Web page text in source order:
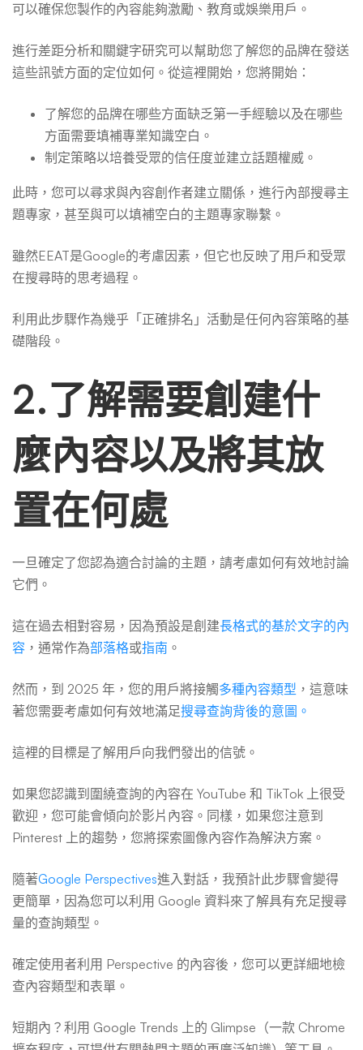
可以確保您製作的內容能夠激勵、教育或娛樂用戶。
進行差距分析和關鍵字研究可以幫助您了解您的品牌在發送
這些訊號方面的定位如何。從這裡開始，您將開始：
了解您的品牌在哪些方面缺乏第一手經驗以及在哪些
方面需要填補專業知識空白。
制定策略以培養受眾的信任度並建立話題權威。
此時，您可以尋求與內容創作者建立關係，進行內部搜尋主
題專家，甚至與可以填補空白的主題專家聯繫。
雖然EEAT是Google的考慮因素，但它也反映了用戶和受眾
在搜尋時的思考過程。
利用此步驟作為幾乎「正確排名」活動是任何內容策略的基
礎階段。
2.了解需要創建什
麼內容以及將其放
置在何處
一旦確定了您認為適合討論的主題，請考慮如何有效地討論
它們。
這在過去相對容易，因為預設是創建長格式的基於文字的內
容 ，通常作為部落格或指南 。
然而，到 2025 年，您的用戶將接觸多種內容類型 ，這意味
著您需要考慮如何有效地滿足搜尋查詢背後的意圖。
這裡的目標是了解用戶向我們發出的信號。
如果您認識到圍繞查詢的內容在 YouTube 和 TikTok 上很受
歡迎，您可能會傾向於影片內容。同樣，如果您注意到
Pinterest 上的趨勢，您將探索圖像內容作為解決方案。
隨著Google Perspectives進入對話，我預計此步驟會變得
更簡單，因為您可以利用 Google 資料來了解具有充足搜尋
量的查詢類型。
確定使用者利用 Perspective 的內容後，您可以更詳細地檢
查內容類型和表單。
短期內？利用 Google Trends 上的 Glimpse（一款 Chrome